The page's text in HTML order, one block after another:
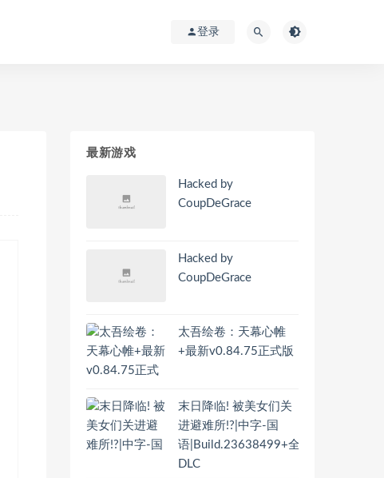
登录
最新游戏
Hacked by
CoupDeGrace
Hacked by
CoupDeGrace
太吾绘卷：天幕心帷
+最新v0.84.75正式版
末日降临! 被美女们关
进避难所!?|中字-国
语|Build.23638499+全
DLC